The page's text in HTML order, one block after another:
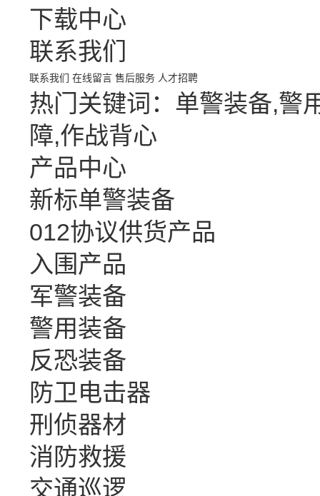
下载中心
联系我们
联系我们 在线留言 售后服务 人才招聘
热门关键词：单警装备,警
障,作战背心
产品中心
新标单警装备
012协议供货产品
入围产品
军警装备
警用装备
反恐装备
防卫电击器
刑侦器材
消防救援
交通巡逻